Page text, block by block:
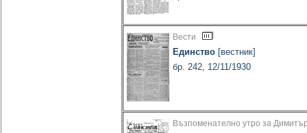
Вести
Единство [вестник]
бр. 242, 12/11/1930
Възпоменателно утро за